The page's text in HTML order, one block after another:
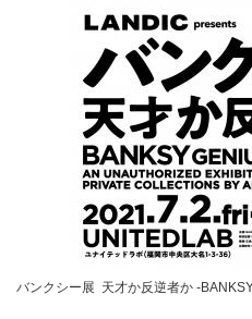
バンクシー展 天才か反逆者か -